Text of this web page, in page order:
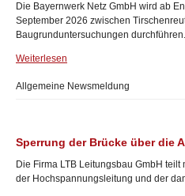
Die Bayernwerk Netz GmbH wird ab
September 2026 zwischen
Baugrunduntersuchungen
Weiterlesen
Allgemeine Newsmeldung
Sperrung der Brücke über die
Die Firma LTB Leitungsbau GmbH
der Hochspannungsleitung und der